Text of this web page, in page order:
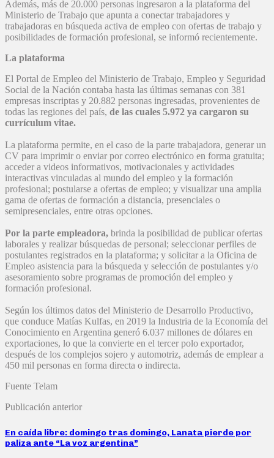
Además, más de 20.000 personas ingresaron a la plataforma del
Ministerio de Trabajo que apunta a conectar trabajadores y
trabajadoras en búsqueda activa de empleo con ofertas de trabajo y
posibilidades de formación profesional, se informó recientemente.
La plataforma
El Portal de Empleo del Ministerio de Trabajo, Empleo y Seguridad
Social de la Nación contaba hasta las últimas semanas con 381
empresas inscriptas y 20.882 personas ingresadas, provenientes de
todas las regiones del país, de las cuales 5.972 ya cargaron su
currículum vitae.
La plataforma permite, en el caso de la parte trabajadora, generar un
CV para imprimir o enviar por correo electrónico en forma gratuita;
acceder a videos informativos, motivacionales y actividades
interactivas vinculadas al mundo del empleo y la formación
profesional; postularse a ofertas de empleo; y visualizar una amplia
gama de ofertas de formación a distancia, presenciales o
semipresenciales, entre otras opciones.
Por la parte empleadora, brinda la posibilidad de publicar ofertas
laborales y realizar búsquedas de personal; seleccionar perfiles de
postulantes registrados en la plataforma; y solicitar a la Oficina de
Empleo asistencia para la búsqueda y selección de postulantes y/o
asesoramiento sobre programas de promoción del empleo y
formación profesional.
Según los últimos datos del Ministerio de Desarrollo Productivo,
que conduce Matías Kulfas, en 2019 la Industria de la Economía del
Conocimiento en Argentina generó 6.037 millones de dólares en
exportaciones, lo que la convierte en el tercer polo exportador,
después de los complejos sojero y automotriz, además de emplear a
450 mil personas en forma directa o indirecta.
Fuente Telam
Publicación anterior
En caída libre: domingo tras domingo, Lanata pierde por
paliza ante “La voz argentina”